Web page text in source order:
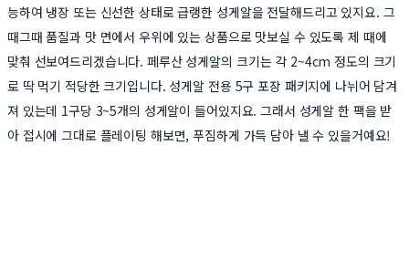
능하여 냉장 또는 신선한 상태로 급랭한 성게알을 전달해드리고 있지요. 그
때그때 품질과 맛 면에서 우위에 있는 상품으로 맛보실 수 있도록 제 때에
맞춰 선보여드리겠습니다.페루산 성게알의 크기는 각 2~4cm 정도의 크기
로 딱 먹기 적당한 크기입니다. 성게알 전용 5구 포장 패키지에 나뉘어 담겨
져 있는데 1구당 3~5개의 성게알이 들어있지요. 그래서 성게알 한 팩을 받
아 접시에 그대로 플레이팅 해보면, 푸짐하게 가득 담아 낼 수 있을거예요!